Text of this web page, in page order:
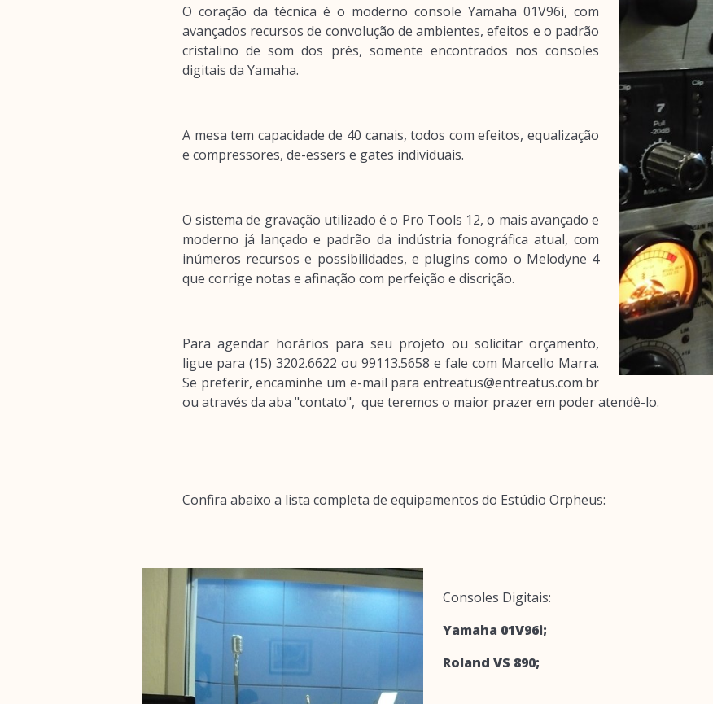
O coração da técnica é o moderno console Yamaha 01V96i, com
avançados recursos de convolução de ambientes, efeitos e o padrão
cristalino de som dos prés, somente encontrados nos consoles
digitais da Yamaha.
A mesa tem capacidade de 40 canais, todos com efeitos, equalização
e compressores, de-essers e gates individuais.
O sistema de gravação utilizado é o Pro Tools 12, o mais avançado e
moderno já lançado e padrão da indústria fonográfica atual, com
inúmeros recursos e possibilidades, e plugins como o Melodyne 4
que corrige notas e afinação com perfeição e discrição.
Para agendar horários para seu projeto ou solicitar orçamento,
ligue para (15) 3202.6622 ou 99113.5658 e fale com Marcello Marra.
Se preferir, encaminhe um e-mail para entreatus@entreatus.com.br
ou através da aba "contato", que teremos o maior prazer em poder atendê-lo.
Confira abaixo a lista completa de equipamentos do Estúdio Orpheus:
Consoles Digitais:
Yamaha 01V96i;
Roland VS 890;